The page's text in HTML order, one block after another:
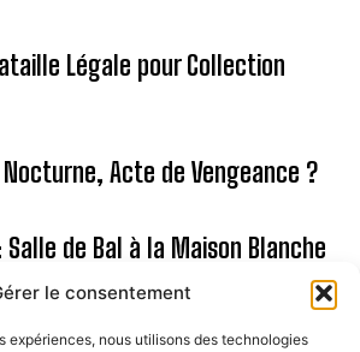
le consentement
expériences, nous utilisons des technologies
Légale pour Collection
Acte de Vengeance ?
de Bal à la Maison Blanche